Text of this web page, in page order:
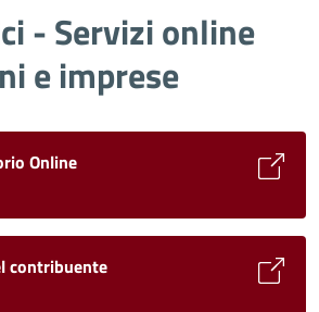
- Servizi online
e imprese
Online
contribuente